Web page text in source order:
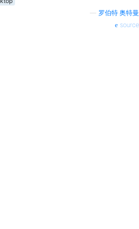
罗伯特·奥特曼
source